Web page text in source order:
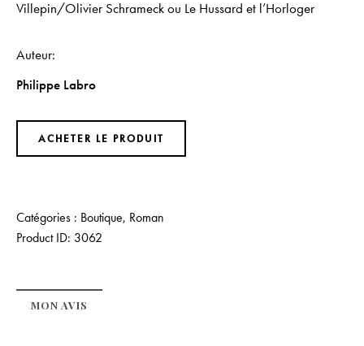
Villepin/Olivier Schrameck ou Le Hussard et l’Horloger
Auteur
Philippe Labro
ACHETER LE PRODUIT
Catégories : Boutique, Roman
Product ID: 3062
MON AVIS